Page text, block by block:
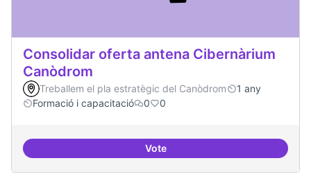
Consolidar oferta antena Cibernàrium
Canòdrom
Treballem el pla estratègic del Canòdrom
1 any
Formació i capacitació
0 0
VoteConsolidar oferta antena